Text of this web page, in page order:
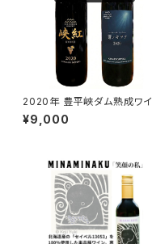
2020年 豊平峡ダム熟成ワイ
ン フルボトル2本セット
¥9,000